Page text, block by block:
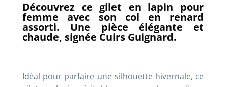
Découvrez ce gilet en lapin pour
femme avec son col en renard
assorti. Une pièce élégante et
chaude, signée Cuirs Guignard.
Idéal pour parfaire une silhouette hivernale, ce